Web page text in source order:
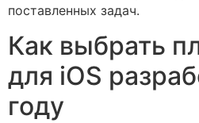
поставленных задач.
Как выбрать
для iOS
году